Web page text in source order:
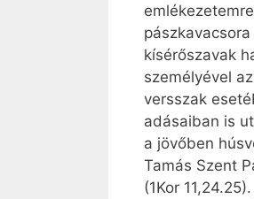
kísérőszavak
személyével
versszak
adásaiban is
a jövőben
­Tamás Szent
(1Kor